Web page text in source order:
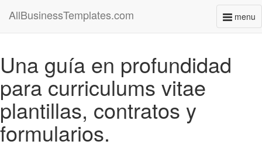
menu
AllBusinessTemplates.com
Una guía en profundidad
para curriculums vitae
plantillas, contratos y
formularios.